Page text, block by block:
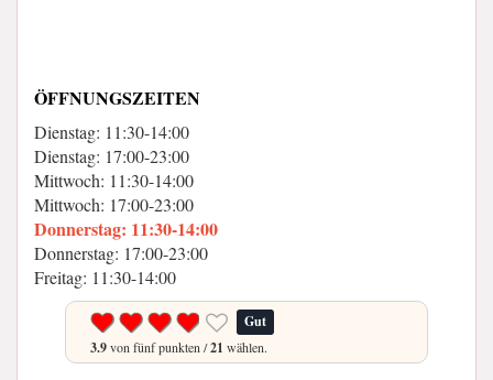
ÖFFNUNGSZEITEN
Dienstag: 11:30-14:00
Dienstag: 17:00-23:00
Mittwoch: 11:30-14:00
Mittwoch: 17:00-23:00
Donnerstag: 11:30-14:00
Donnerstag: 17:00-23:00
Freitag: 11:30-14:00
Gut
3.9von fünf punkten /21 wählen.